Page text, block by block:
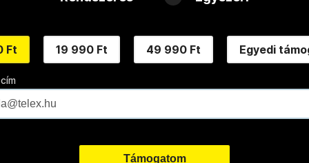
Ft 19 990 Ft 49 990 Ft Egyedi